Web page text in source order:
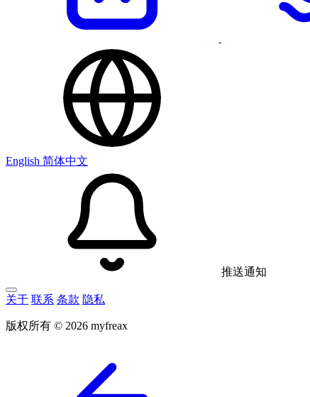
English 简体中文
推送通知
关于 联系 条款 隐私
版权所有 © 2026 myfreax